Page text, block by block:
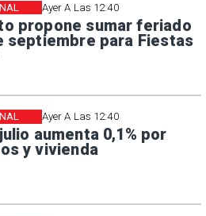
Ayer A Las 12:40
propone sumar feriado
septiembre para Fiestas
Ayer A Las 12:40
julio aumenta 0,1% por
y vivienda